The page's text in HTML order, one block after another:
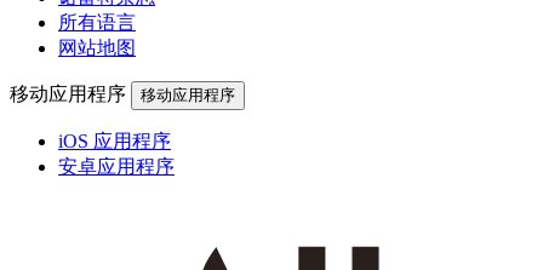
所有语言
网站地图
移动应用程序 移动应用程序
iOS 应用程序
安卓应用程序